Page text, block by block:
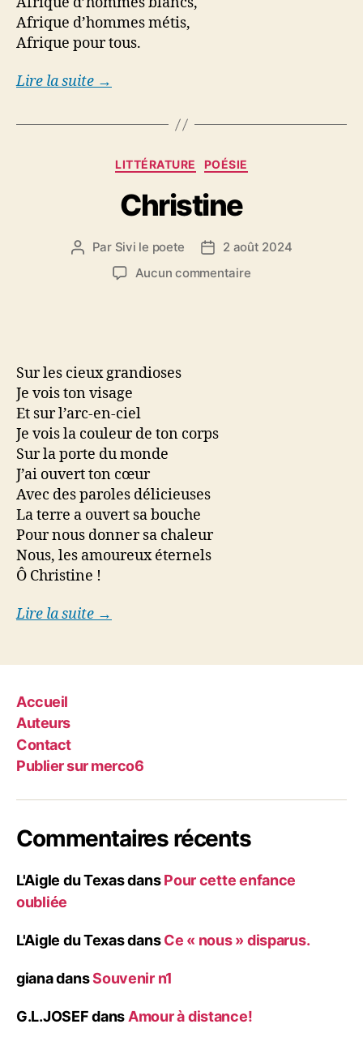
Afrique d’hommes métis,
Afrique pour tous.
Lire la suite →
Catégories
LITTÉRATURE POÉSIE
Christine
Auteur
l’article
Par Sivi le poete
Date2 août 2024
Aucun commentairesur
Sur les cieux grandioses
Je vois ton visage
Et sur l’arc-en-ciel
Je vois la couleur de ton corps
Sur la porte du monde
J’ai ouvert ton cœur
Avec des paroles délicieuses
La terre a ouvert sa bouche
Pour nous donner sa chaleur
Nous, les amoureux éternels
Ô Christine !
Lire la suite →
Accueil
Auteurs
Contact
Publier sur merco6
Commentaires récents
L'Aigle du TexasdansPour cette enfance
oubliée
L'Aigle du TexasdansCe « nous » disparus.
gianadansSouvenir n1
G.L.JOSEFdans Amour à distance!